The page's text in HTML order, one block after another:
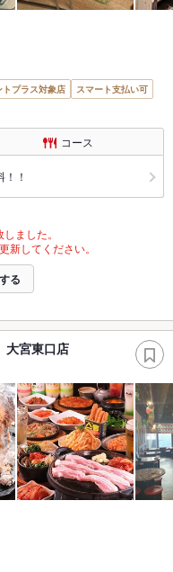
トプラス対象店
スマート支払い可
コース
！
ました。
新してください。
る
宮東口店